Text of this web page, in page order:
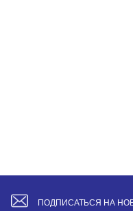
ПОДПИСАТЬСЯ НА